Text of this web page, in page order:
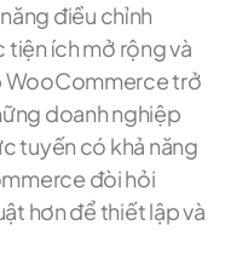
điều chỉnh
tiện ích mở rộng và
WooCommerce trở
doanh nghiệp
tuyến có khả năng
đòi hỏi
hơn để thiết lập và